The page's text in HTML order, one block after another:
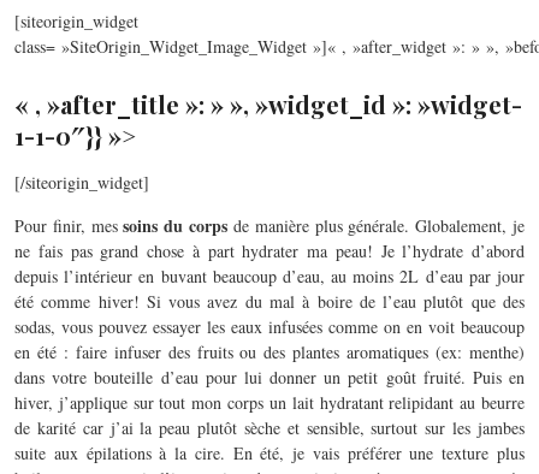
[siteorigin_widget
class= »SiteOrigin_Widget_Image_Widget »]« , »after_widget »: » »,
« , »after_title »: » », »widget_id »: »widget-
1-1-0″}} »>
[/siteorigin_widget]
Pour finir, messoins du corps de manière plus générale. Globalement, je
ne fais pas grand chose à part hydrater ma peau! Je l’hydrate d’abord
depuis l’intérieur en buvant beaucoup d’eau, au moins 2L d’eau par jour
été comme hiver! Si vous avez du mal à boire de l’eau plutôt que des
sodas, vous pouvez essayer les eaux infusées comme on en voit beaucoup
en été : faire infuser des fruits ou des plantes aromatiques (ex: menthe)
dans votre bouteille d’eau pour lui donner un petit goût fruité. Puis en
hiver, j’applique sur tout mon corps un lait hydratant relipidant au beurre
de karité car j’ai la peau plutôt sèche et sensible, surtout sur les jambes
suite aux épilations à la cire. En été, je vais préférer une texture plus